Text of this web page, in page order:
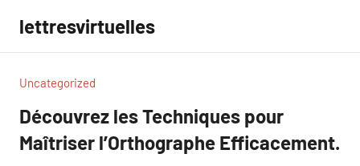
contenu
lettresvirtuelles
Uncategorized
Découvrez les Techniques pour
Maîtriser l’Orthographe Efficacement.